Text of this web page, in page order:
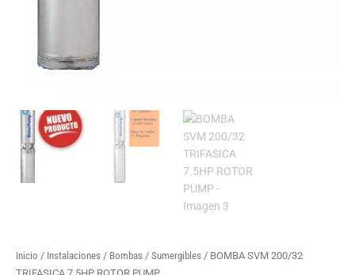
Inicio / Instalaciones / Bombas / Sumergibles / BOMBA SVM 200/32